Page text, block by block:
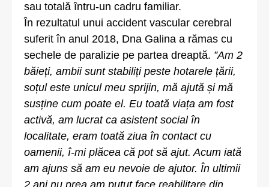
sau totală întru-un cadru familiar.
În rezultatul unui accident vascular cerebral
suferit în anul 2018, Dna Galina a rămas cu
sechele de paralizie pe partea dreaptă. ”Am 2
băieți, ambii sunt stabiliți peste hotarele țării,
soțul este unicul meu sprijin, mă ajută și mă
susține cum poate el. Eu toată viața am fost
activă, am lucrat ca asistent social în
localitate, eram toată ziua în contact cu
oamenii, î-mi plăcea că pot să ajut. Acum iată
am ajuns să am eu nevoie de ajutor. În ultimii